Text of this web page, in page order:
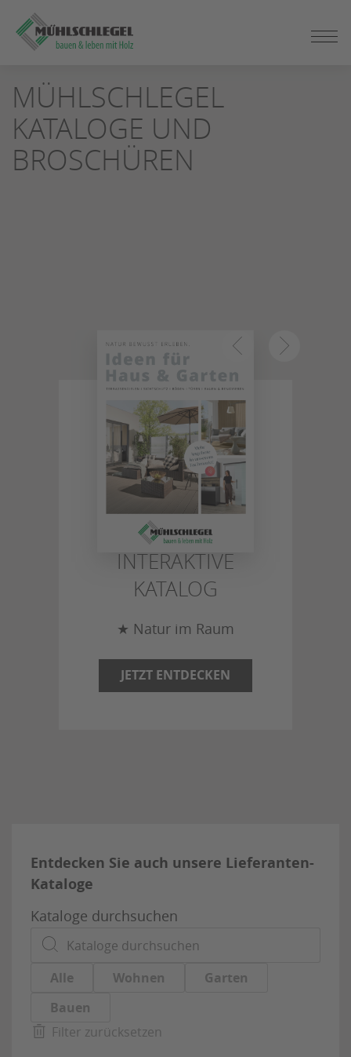
ZUM
SEITENINHALT
SPRINGEN
MÜHLSCHLEGEL
KATALOGE UND
BROSCHÜREN
MÜHLSCHLEGEL
- DER
INTERAKTIVE
KATALOG
★ Natur im Raum
JETZT ENTDECKEN
Entdecken Sie auch unsere Lieferanten-
Kataloge
Kataloge durchsuchen
Alle Wohnen
Garten
Bauen
Filter zurücksetzen